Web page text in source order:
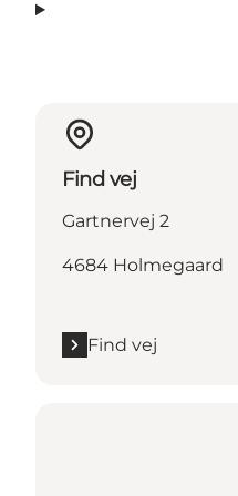
Find vej
Gartnervej 2
4684 Holmegaard
Find vej